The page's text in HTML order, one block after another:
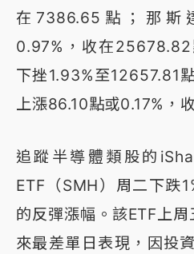
在7386.65點；那斯
0.97%，收在
下挫1.93%至12657.81
上漲86.10點或0.17%，
追蹤半導體類股的
ETF（SMH）周二下跌
的反彈漲幅。該ETF上
來最差單日表現，因投